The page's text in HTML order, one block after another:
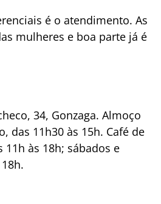
é o atendimento. As
mulheres e boa parte já é
34, Gonzaga. Almoço
das 11h30 às 15h. Café de
11h às 18h; sábados e